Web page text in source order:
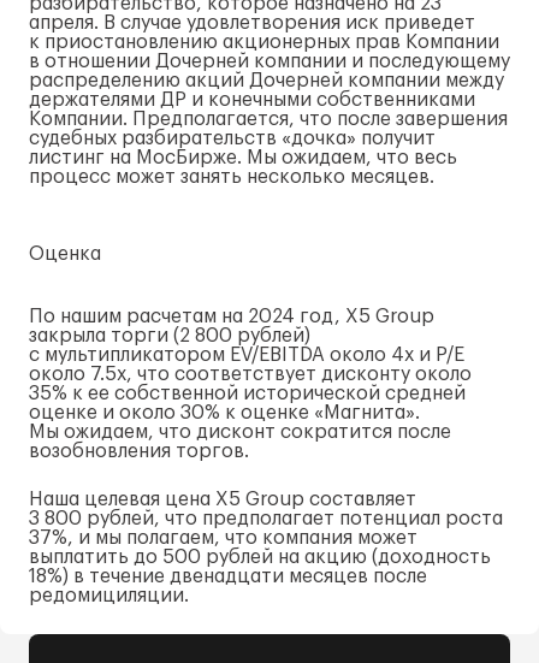
апреля. В случае удовлетворения иск приведет
к приостановлению акционерных прав Компании
в отношении Дочерней компании и последующему
распределению акций Дочерней компании между
держателями ДР и конечными собственниками
Компании. Предполагается, что после завершения
судебных разбирательств «дочка» получит
листинг на МосБирже. Мы ожидаем, что весь
процесс может занять несколько месяцев.
Оценка
По нашим расчетам на 2024 год, X5 Group
закрыла торги (2 800 рублей)
с мультипликатором EV/EBITDA около 4x и P/E
около 7.5x, что соответствует дисконту около
35% к ее собственной исторической средней
оценке и около 30% к оценке «Магнита».
Мы ожидаем, что дисконт сократится после
возобновления торгов.
Наша целевая цена X5 Group составляет
3 800 рублей, что предполагает потенциал роста
37%, и мы полагаем, что компания может
выплатить до 500 рублей на акцию (доходность
18%) в течение двенадцати месяцев после
редомициляции.